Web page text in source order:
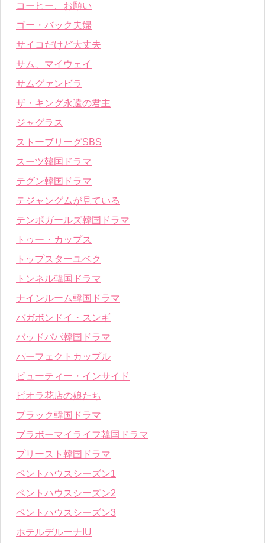
コーヒー、お願い
ゴー・バック夫婦
サイコだけど大丈夫
サム、マイウェイ
サムグァンビラ
ザ・キング永遠の君主
ジャグラス
ストーブリーグSBS
スーツ韓国ドラマ
テグン韓国ドラマ
テジャングムが見ている
テンポガールズ韓国ドラマ
トゥー・カップス
トップスターユベク
トンネル韓国ドラマ
ナインルーム韓国ドラマ
バガボンドイ・スンギ
バッドパパ韓国ドラマ
パーフェクトカップル
ビューティー・インサイド
ピオラ花店の娘たち
ブラック韓国ドラマ
ブラボーマイライフ韓国ドラマ
プリースト韓国ドラマ
ペントハウスシーズン1
ペントハウスシーズン2
ペントハウスシーズン3
ホテルデルーナIU